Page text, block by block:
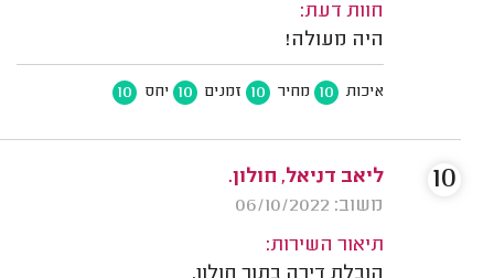
חוות דעת:
היה מעולה!
איכות 10 מחיר 10 זמנים 10 יחס 10
ליאב דניאל, חולון.
משוב: 06/10/2022
תיאור השירות:
10